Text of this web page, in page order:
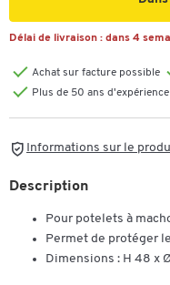
Délai de livraison : dans 4
Achat sur facture possible
Plus de 50 ans d'expérience
Informations sur le
Description
Pour potelets à
Permet de protéger
Dimensions : H 48 x